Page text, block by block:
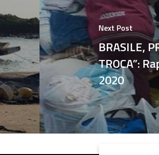
Next Post
BRASILE,
TROCA”:
2020